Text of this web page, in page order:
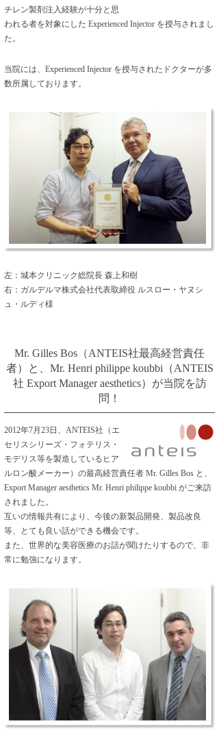
チレン製剤注入経験が十分と思
われる者を対象にした Experienced Injector を授与されまし
た。
当院には、Experienced Injector を授与されたドクターが多
数所属しております。
左：城本クリニック総院長 森上和樹
右：ガルデルマ株式会社代表取締役 ルスロー・ヤヌシ
ュ・ルディ様
Mr. Gilles Bos（ANTEIS社最高経営責任
者）と、Mr. Henri philippe koubbi（ANTEIS
社 Export Manager aesthetics）が当院を訪
問！
2012年7月23日、ANTEIS社（エ
セリスシリーズ・フォテリス・
モデリス等を製造しているヒア
ルロン酸メーカー）の最高経営責任者 Mr. Gilles Bos と、
Export Manager aesthetics Mr. Henri philippe koubbi がご来訪
されました。
互いの情報共有により、今後の新製品開発、製品改良
等、とても良い話ができる機会です。
また、世界的な美容医療のお話が聞けたりするので、非
常に勉強になります。